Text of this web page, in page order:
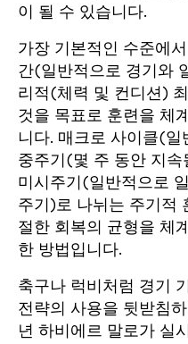
이 될 수 있습니다.
가장 기본적인 수준에
간(일반적으로 경기와
리적(체력 및 컨디션)
것을 목표로 훈련을 체
니다. 매크로 사이클(일
중주기(몇 주 동안 지
미시주기(일반적으로
주기)로 나뉘는 주기적
절한 회복의 균형을 체
한 방법입니다.
축구나 럭비처럼 경기
전략의 사용을 뒷받침
년 하비에르 말로가 실